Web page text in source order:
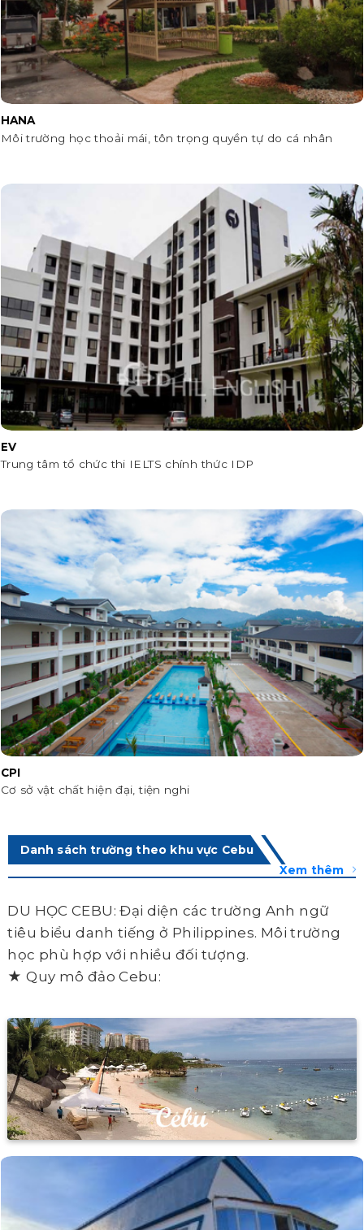
HANA
Môi trường học thoải mái, tôn trọng quyền tự do cá nhân
EV
Trung tâm tổ chức thi IELTS chính thức IDP
CPI
Cơ sở vật chất hiện đại, tiện nghi
Danh sách trường theo khu vực Cebu
Xem thêm
DU HỌC CEBU: Đại diện các trường Anh ngữ
tiêu biểu danh tiếng ở Philippines. Môi trường
học phù hợp với nhiều đối tượng.
★ Quy mô đảo Cebu: